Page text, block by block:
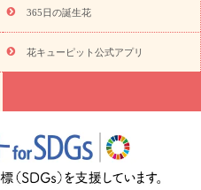
トルコキキョウ
お祝い・4000円～
お祝い・
お祝い・ 10000円～
お供え・お
ー
お祝いを贈るときのマナー・
コラム一覧
誕生日のお花を「色
の予算相場
出産祝いお役立ち情
365日の誕生花
花キューピット公式アプリ